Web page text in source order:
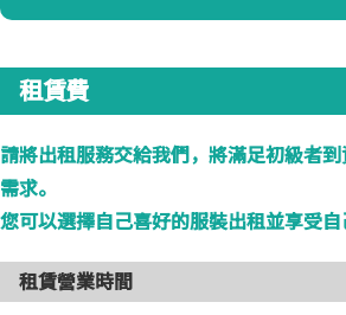
租賃費
請將出租服務交給我們，將滿足初級者
需求。
您可以選擇自己喜好的服裝出租並享受自
租賃營業時間